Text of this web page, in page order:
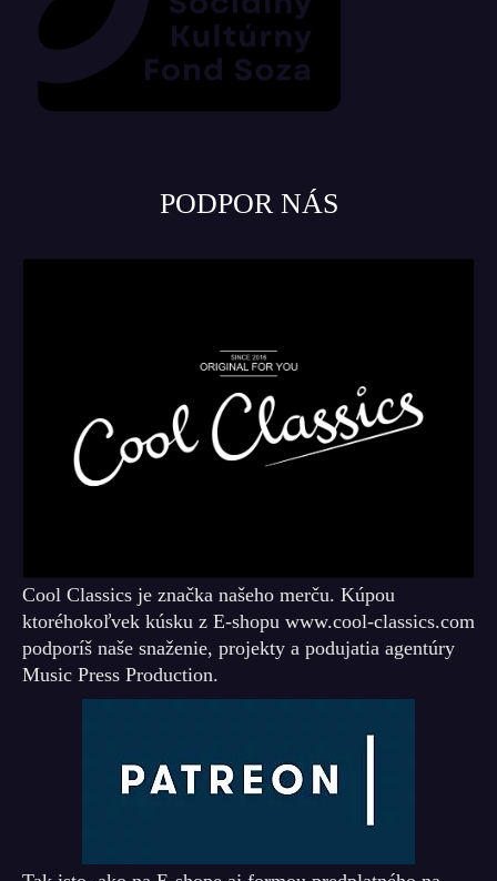
PODPOR NÁS
Cool Classics je značka našeho merču. Kúpou
ktoréhokoľvek kúsku z E-shopu www.cool-classics.com
podporíš naše snaženie, projekty a podujatia agentúry
Music Press Production.